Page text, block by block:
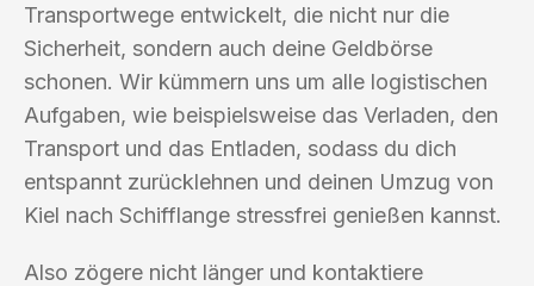
Transportwege entwickelt, die nicht nur die
Sicherheit, sondern auch deine Geldbörse
schonen. Wir kümmern uns um alle logistischen
Aufgaben, wie beispielsweise das Verladen, den
Transport und das Entladen, sodass du dich
entspannt zurücklehnen und deinen Umzug von
Kiel nach Schifflange stressfrei genießen kannst.
Also zögere nicht länger und kontaktiere